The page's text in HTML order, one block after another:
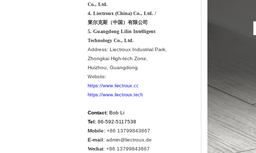
Co., Ltd.
4. Liectroux (China) Co., Ltd. /
莱尔克斯（中国）有限公司
5. Guangdong Lilin Intelligent
Technology Co., Ltd.
Address: Liectroux Industrial Park,
Zhongkai High-tech Zone,
Huizhou, Guangdong
Website:
https://www.liectroux.cc
https://www.liectroux.tech
Contact:Bob Li
Tel:86-592-5117538
Mobile:+86 13799843867
E-mail: admin@liectroux.de
Wechat: +86 13799843867